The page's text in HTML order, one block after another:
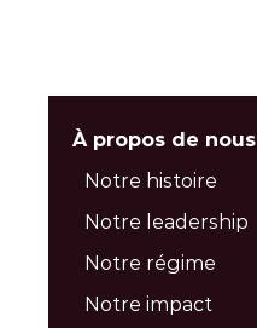
À propos de nous
Notre histoire
Notre leadership
Notre régime
Notre impact